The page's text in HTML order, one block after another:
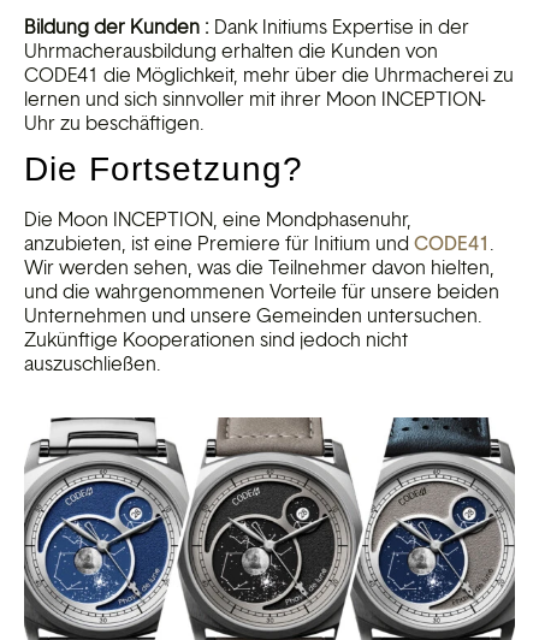
Bildung der Kunden : Dank Initiums Expertise in der
Uhrmacherausbildung erhalten die Kunden von
CODE41 die Möglichkeit, mehr über die Uhrmacherei zu
lernen und sich sinnvoller mit ihrer Moon INCEPTION-
Uhr zu beschäftigen.
Die Fortsetzung?
Die Moon INCEPTION, eine Mondphasenuhr,
anzubieten, ist eine Premiere für Initium und CODE41.
Wir werden sehen, was die Teilnehmer davon hielten,
und die wahrgenommenen Vorteile für unsere beiden
Unternehmen und unsere Gemeinden untersuchen.
Zukünftige Kooperationen sind jedoch nicht
auszuschließen.